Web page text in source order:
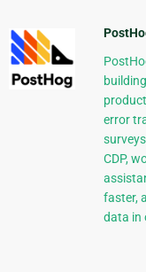
error
CDP,
faster,
data in